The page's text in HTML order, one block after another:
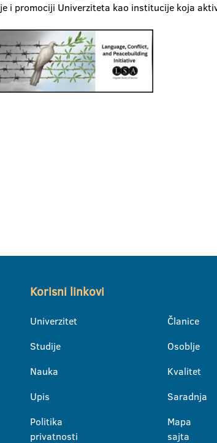
i promociji Univerziteta kao institucije koja
Korisni linkovi
Univerzitet
Studije
Nauka
Upis
Politika
privatnosti
Članice
Osoblje
Kvalitet
Saradnja
Mapa
sajta